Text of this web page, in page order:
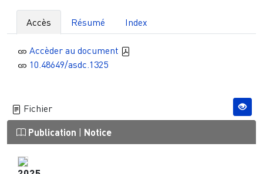
Accès Résumé Index
Accèder au document
10.48649/asdc.1325
Fichier
Publication Notice